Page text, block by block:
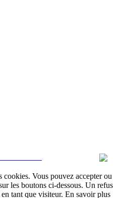
Vous pouvez accepter ou
les boutons ci-dessous. Un refus
tant que visiteur. En savoir plus